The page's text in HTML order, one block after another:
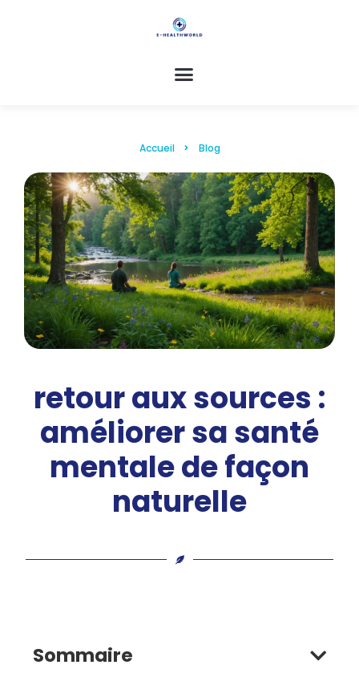
Accueil Blog
retour aux sources :
améliorer sa santé
mentale de façon
naturelle
Sommaire